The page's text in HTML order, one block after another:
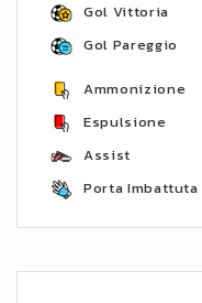
Gol Vittoria
Gol Pareggio
Ammonizione
Espulsione
Assist
Porta Imbattuta